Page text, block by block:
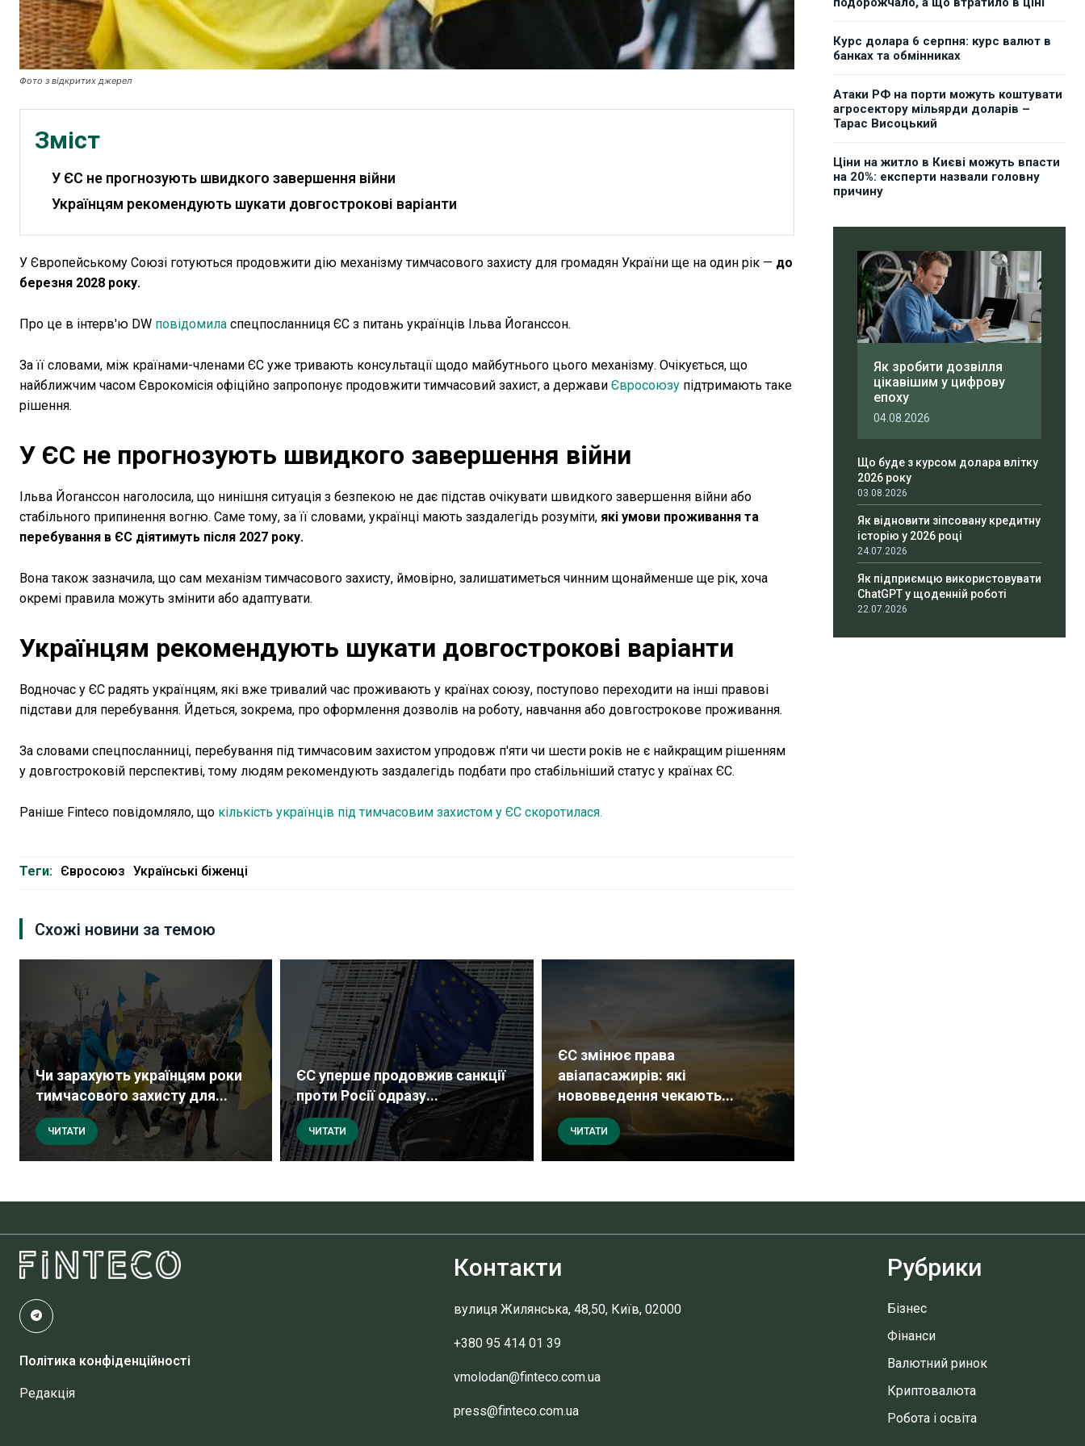
Фото з відкритих джерел
Зміст
У ЄС не прогнозують швидкого завершення війни
Українцям рекомендують шукати довгострокові варіанти
У Європейському Союзі готуються продовжити дію механізму тимчасового захисту для громадян України ще на один рік — до
березня 2028 року.
Про це в інтерв'ю DW повідомила спецпосланниця ЄС з питань українців Ільва Йоганссон.
За її словами, між країнами-членами ЄС уже тривають консультації щодо майбутнього цього механізму. Очікується, що
найближчим часом Єврокомісія офіційно запропонує продовжити тимчасовий захист, а держави Євросоюзу підтримають таке
рішення.
У ЄС не прогнозують швидкого завершення війни
Ільва Йоганссон наголосила, що нинішня ситуація з безпекою не дає підстав очікувати швидкого завершення війни або
стабільного припинення вогню. Саме тому, за її словами, українці мають заздалегідь розуміти, які умови проживання та
перебування в ЄС діятимуть після 2027 року.
Вона також зазначила, що сам механізм тимчасового захисту, ймовірно, залишатиметься чинним щонайменше ще рік, хоча
окремі правила можуть змінити або адаптувати.
Українцям рекомендують шукати довгострокові варіанти
Водночас у ЄС радять українцям, які вже тривалий час проживають у країнах союзу, поступово переходити на інші правові
підстави для перебування. Йдеться, зокрема, про оформлення дозволів на роботу, навчання або довгострокове проживання.
За словами спецпосланниці, перебування під тимчасовим захистом упродовж п'яти чи шести років не є найкращим рішенням
у довгостроковій перспективі, тому людям рекомендують заздалегідь подбати про стабільніший статус у країнах ЄС.
Раніше Finteco повідомляло, що кількість українців під тимчасовим захистом у ЄС скоротилася.
Теги: Євросоюз Українські біженці
Схожі новини за темою
Чи зарахують українцям роки
тимчасового захисту для...
ЧИТАТИ
ЄС уперше продовжив санкції
проти Росії одразу...
ЧИТАТИ
ЄС змінює права
авіапасажирів: які
нововведення чекають...
ЧИТАТИ
Курс долара 6 серпня: курс валют в
банках та обмінниках
Атаки РФ на порти можуть коштувати
агросектору мільярди доларів –
Тарас Висоцький
Ціни на житло в Києві можуть впасти
на 20%: експерти назвали головну
причину
Як зробити дозвілля
цікавішим у цифрову
епоху
04.08.2026
Що буде з курсом долара влітку
2026 року
03.08.2026
Як відновити зіпсовану кредитну
історію у 2026 році
24.07.2026
Як підприємцю використовувати
ChatGPT у щоденній роботі
22.07.2026
Політика конфіденційності
Редакція
Контакти
вулиця Жилянська, 48,50, Київ, 02000
+380 95 414 01 39
vmolodan@finteco.com.ua
press@finteco.com.ua
Рубрики
Бізнес
Фінанси
Валютний ринок
Криптовалюта
Робота і освіта